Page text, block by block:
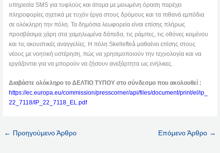
υπηρεσία SMS για τυφλούς και άτομα με μειωμένη όραση παρέχει
πληροφορίες σχετικά με τυχόν έργα στους δρόμους και τα πιθανά εμπόδια
σε ολόκληρη την πόλη. Τα δημόσια λεωφορεία είναι επίσης πλήρως
προσβάσιμα χάρη στα χαμηλωμένα δάπεδα, τις ράμπες, τις οθόνες κειμένου
και τις ακουστικές αναγγελίες. Η πόλη Skellefteå μαθαίνει επίσης στους
νέους με νοητική υστέρηση, πώς να χρησιμοποιούν την τεχνολογία και να
εργάζονται για να μπορούν να ζήσουν ανεξάρτητα ως ενήλικες.
Διαβάστε ολόκληρο το ΔΕΛΤΙΟ ΤΥΠΟΥ στο σύνδεσμο που ακολουθεί :
https://ec.europa.eu/commission/presscorner/api/files/document/print/el/ip_
22_7118/IP_22_7118_EL.pdf
← Προηγούμενο Άρθρο Επόμενο Άρθρο →